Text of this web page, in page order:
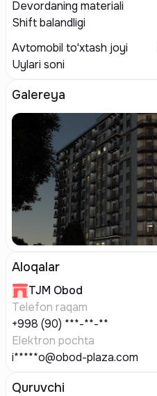
Devordaning materiali
Shift balandligi
Avtomobil to'xtash joyi
Uylari soni
Galereya
Aloqalar
TJM Obod
Telefon raqam
+998 (90) ***-**-**
Elektron pochta
i*****o@obod-plaza.com
Quruvchi